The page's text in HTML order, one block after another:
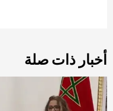
أخبار ذات صلة